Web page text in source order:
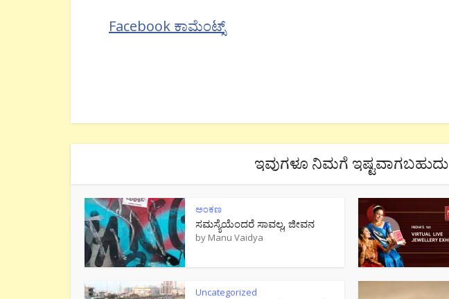
Facebook ಕಾಮೆಂಟ್ಸ್
ಇವುಗಳೂ ನಿಮಗೆ ಇಷ್ಟವಾಗಬಹುದು
ಅಂಕಣ
ಸಮಸ್ಯೆಯೆಂದರೆ ಸಾವಲ್ಲ, ಜೀವನ
by Manu Vaidya
Uncategorized